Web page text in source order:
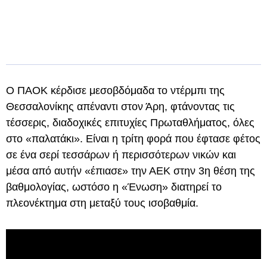
Ο ΠΑΟΚ κέρδισε μεσοβδόμαδα το ντέρμπι της
Θεσσαλονίκης απέναντι στον Άρη, φτάνοντας τις
τέσσερις, διαδοχικές επιτυχίες Πρωταθλήματος, όλες
στο «παλατάκι». Είναι η τρίτη φορά που έφτασε φέτος
σε ένα σερί τεσσάρων ή περισσότερων νικών και
μέσα από αυτήν «έπιασε» την ΑΕΚ στην 3η θέση της
βαθμολογίας, ωστόσο η «Ένωση» διατηρεί το
πλεονέκτημα στη μεταξύ τους ισοβαθμία.